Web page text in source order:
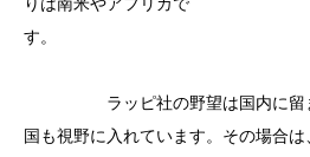
す
ラッピ社の野望は国内に留ま
国も視野に入れています。その場合